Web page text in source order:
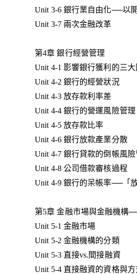
Unit 3-6 銀行業自由化──以
Unit 3-7 兩次金融改革
第4章 銀行經營管理
Unit 4-1 影響銀行獲利的三
Unit 4-2 銀行的經營狀況
Unit 4-3 放存款利率差
Unit 4-4 銀行的營運風險管理
Unit 4-5 放存款比率
Unit 4-6 銀行放款產業分散
Unit 4-7 銀行貸款的倒帳風險
Unit 4-8 公司借款審核過程
Unit 4-9 銀行的呆帳率──「
第5章 金融市場與金融機構
Unit 5-1 金融市場
Unit 5-2 金融機構的分類
Unit 5-3 直接vs.間接融資
Unit 5-4 直接融資的資格與方